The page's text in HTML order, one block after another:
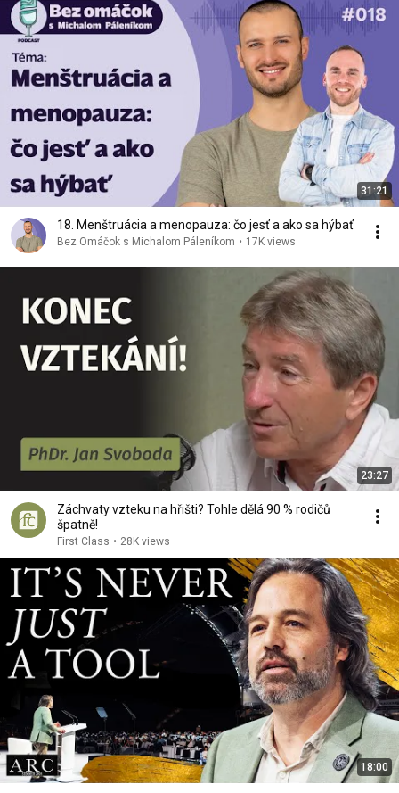
31:21
18. Menštruácia a menopauza: čo jesť a ako sa hýbať
Bez Omáčok s Michalom Páleníkom • 17K views
23:27
Záchvaty vzteku na hřišti? Tohle dělá 90 % rodičů
špatně!
First Class • 28K views
18:00